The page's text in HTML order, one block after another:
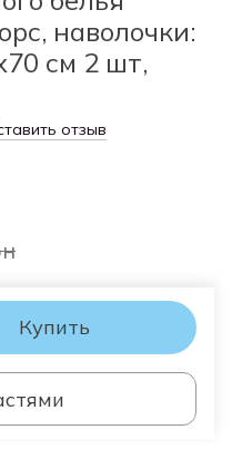
наволочки:
см 2 шт,
отзыв
Купить